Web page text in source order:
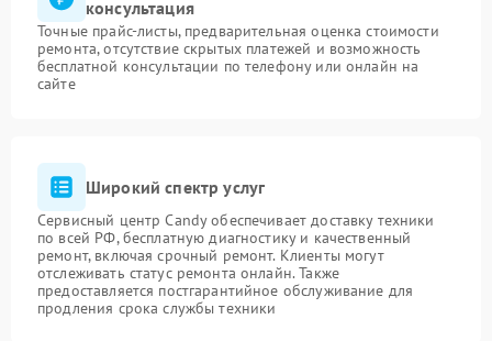
консультация
Точные прайс-листы, предварительная оценка стоимости
ремонта, отсутствие скрытых платежей и возможность
бесплатной консультации по телефону или онлайн на
сайте
Широкий спектр услуг
Сервисный центр Candy обеспечивает доставку техники
по всей РФ, бесплатную диагностику и качественный
ремонт, включая срочный ремонт. Клиенты могут
отслеживать статус ремонта онлайн. Также
предоставляется постгарантийное обслуживание для
продления срока службы техники